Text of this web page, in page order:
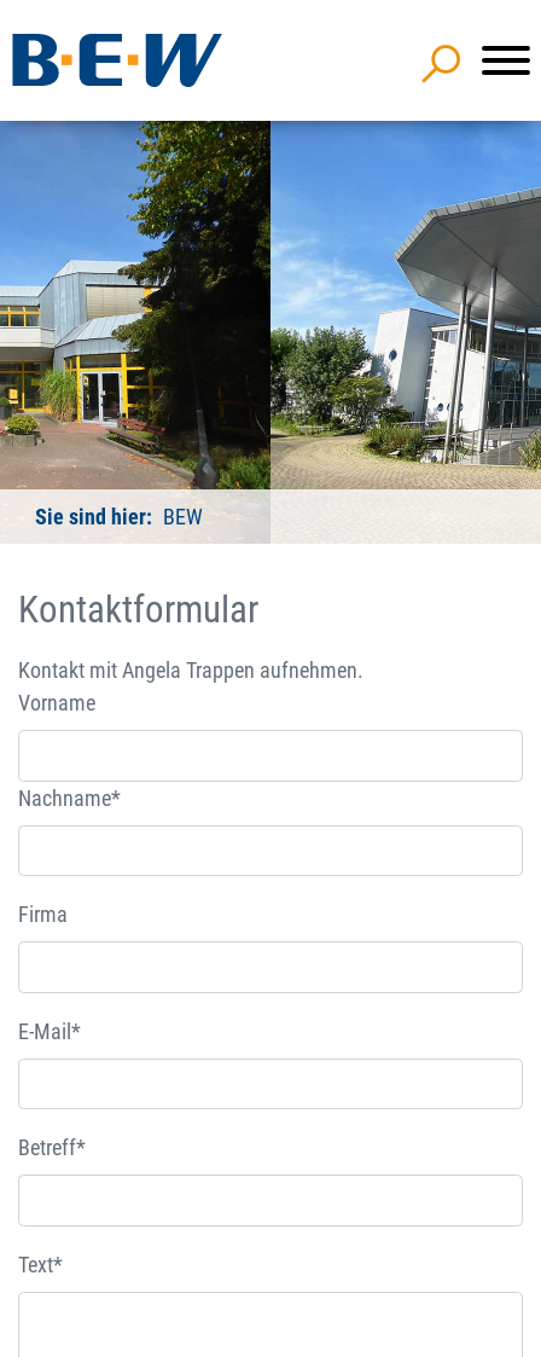
Sie sind hier: BEW
Kontaktformular
Kontakt mit Angela Trappen aufnehmen.
Vorname
Nachname*
Firma
E-Mail*
Betreff*
Text*